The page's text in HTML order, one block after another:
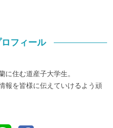
フィール
に住む道産子大学生。
報を皆様に伝えていけるよう頑